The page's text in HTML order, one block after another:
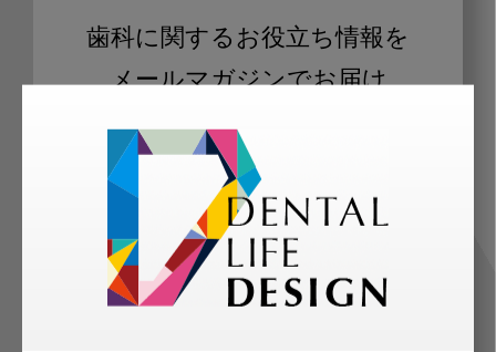
歯科に関するお役立ち情報を
メールマガジンでお届け
ご登録いただいた職種（歯科医師、歯
科衛生士、歯科技工士）に合わせた内
容のメールマガジンをお届けします。